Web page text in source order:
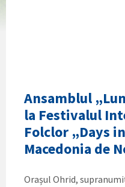
Ansamblul
la Festivalul
Folclor „Days
Macedonia de
Orașul Ohrid,